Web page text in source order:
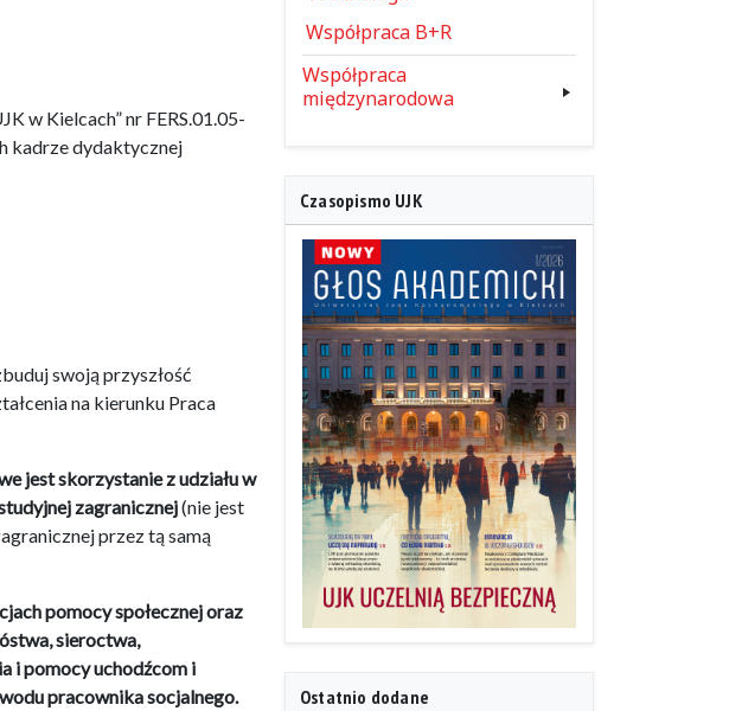
w Kielcach” nr FERS.01.05-
kadrze dydaktycznej
swoją przyszłość
na kierunku Praca
jest skorzystanie z udziału w
zagranicznej(nie jest
przez tą samą
pomocy społecznej oraz
sieroctwa,
i pomocy uchodźcom i
pracownika socjalnego.
Współpraca B+R
Współpraca
międzynarodowa
Czasopismo UJK
Ostatnio dodane